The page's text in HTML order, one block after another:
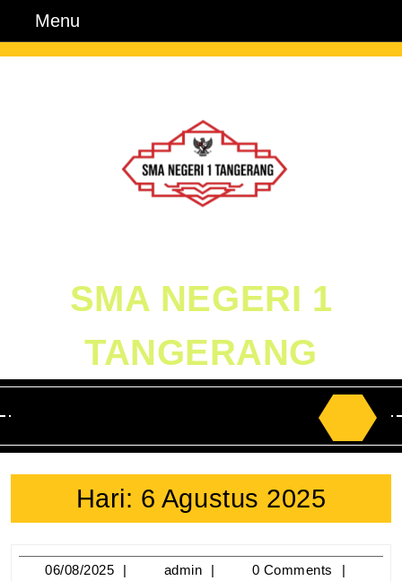
Menu
SMA NEGERI 1
TANGERANG
for:
Hari: 6 Agustus 2025
06/08/2025 06/08/2025
admin admin0 Comments